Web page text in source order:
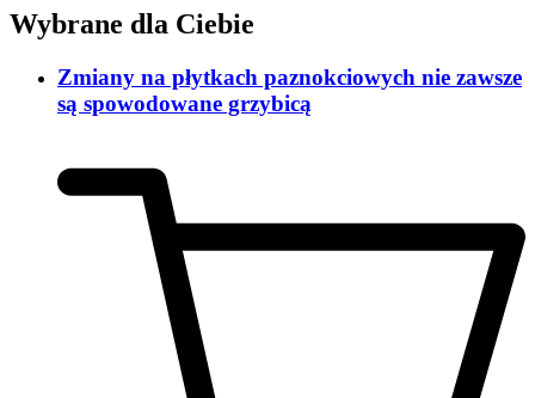
Wybrane dla Ciebie
Zmiany na płytkach paznokciowych nie zawsze
są spowodowane grzybicą